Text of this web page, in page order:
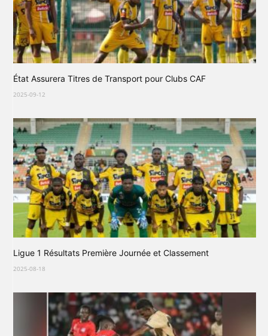
État Assurera Titres de Transport pour Clubs CAF
2025-09-12
Ligue 1 Résultats Première Journée et Classement
2025-08-18